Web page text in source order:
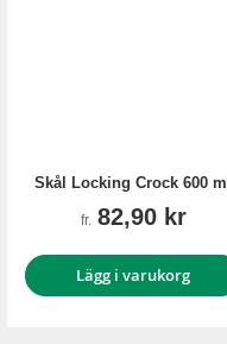
Skål Locking Crock 600 ml
fr. 82,90 kr
Lägg i varukorg